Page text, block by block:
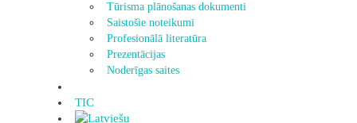
Tūrisma plānošanas dokumenti
Saistošie noteikumi
Profesionālā literatūra
Prezentācijas
Noderīgas saites
TIC